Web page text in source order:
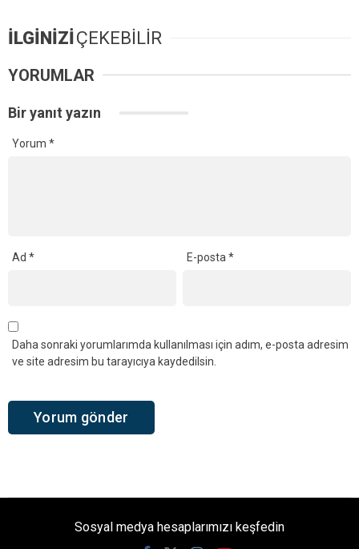
İLGİNİZİÇEKEBİLİR
YORUMLAR
Bir yanıt yazın
Yorum *
Ad * E-posta*
Daha sonraki yorumlarımda kullanılması için adım, e-posta adresim
ve site adresim bu tarayıcıya kaydedilsin.
Sosyal medya hesaplarımızı keşfedin